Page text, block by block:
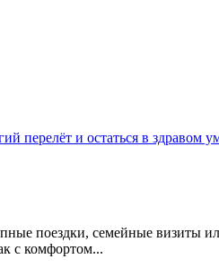
перелёт и остаться в здравом
поездки, семейные визиты
с комфортом...